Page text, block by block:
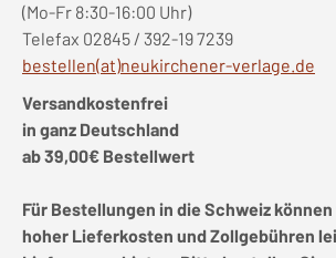
(Mo-Fr 8:30-16:00 Uhr)
Telefax 02845 / 392-19 7239
bestellen(at)neukirchener-verlage.de
Versandkostenfrei
in ganz Deutschland
ab 39,00€ Bestellwert
Für Bestellungen in die Schweiz
hoher Lieferkosten und Zollgebühren